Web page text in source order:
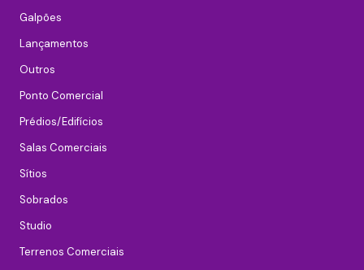
Galpões
Lançamentos
Outros
Ponto Comercial
Prédios/Edifícios
Salas Comerciais
Sítios
Sobrados
Studio
Terrenos Comerciais